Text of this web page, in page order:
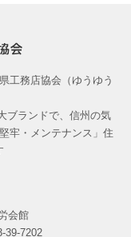
工務店協会（ゆうゆう
ブランドで、信州の気
牢・メンテナンス」住
会館
39-7202